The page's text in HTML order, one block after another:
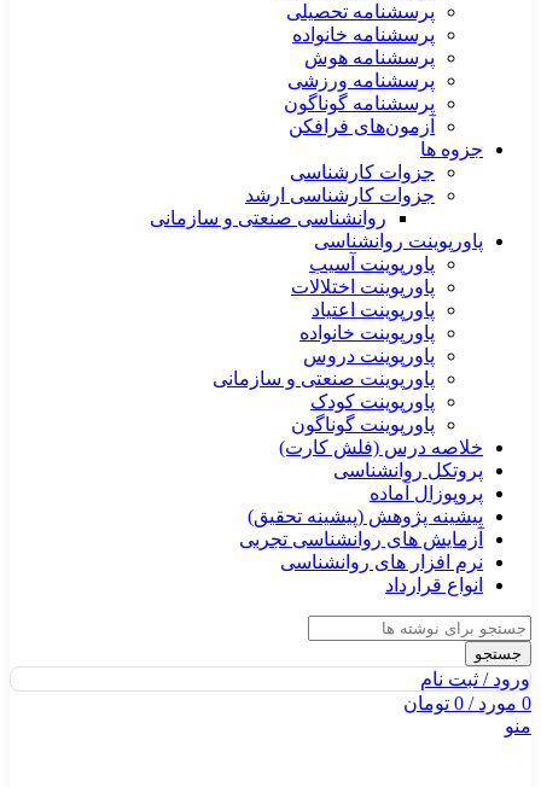
پرسشنامه تحصیلی
پرسشنامه خانواده
پرسشنامه هوش
پرسشنامه ورزشی
پرسشنامه گوناگون
آزمون‌های فرافکن
جزوه ها
جزوات کارشناسی
جزوات کارشناسی ارشد
روانشناسی صنعتی و سازمانی
پاورپوینت روانشناسی
پاورپوینت آسیب
پاورپوینت اختلالات
پاورپوینت اعتیاد
پاورپوینت خانواده
پاورپوینت دروس
پاورپوینت صنعتی و سازمانی
پاورپوینت کودک
پاورپوینت گوناگون
خلاصه درس (فلش کارت)
پروتکل روانشناسی
پروپوزال آماده
پیشینه پژوهش (پیشینه تحقیق)
آزمایش های روانشناسی تجربی
نرم افزار های روانشناسی
انواع قرارداد
جستجو
ورود / ثبت نام
0 مورد/
0 تومان
منو